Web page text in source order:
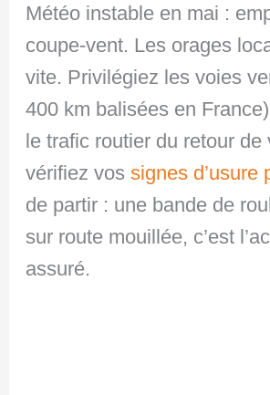
Météo instable en mai :
coupe-vent. Les orages
vite. Privilégiez les voies
400 km balisées en
le trafic routier du retour de
vérifiez vossignes d’usure
de partir : une bande de
sur route mouillée, c’est
assuré.